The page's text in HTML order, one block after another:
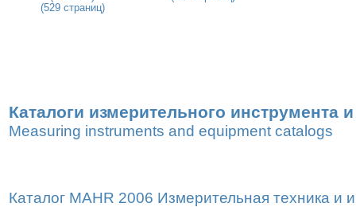
(529 страниц)
Каталоги измерительного инструмента
Measuring instruments and equipment catalogs
Каталог MAHR 2006 Измерительная техника и